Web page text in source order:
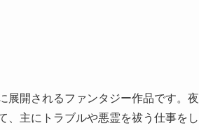
展開されるファンタジー作品です。夜
、主にトラブルや悪霊を祓う仕事をし